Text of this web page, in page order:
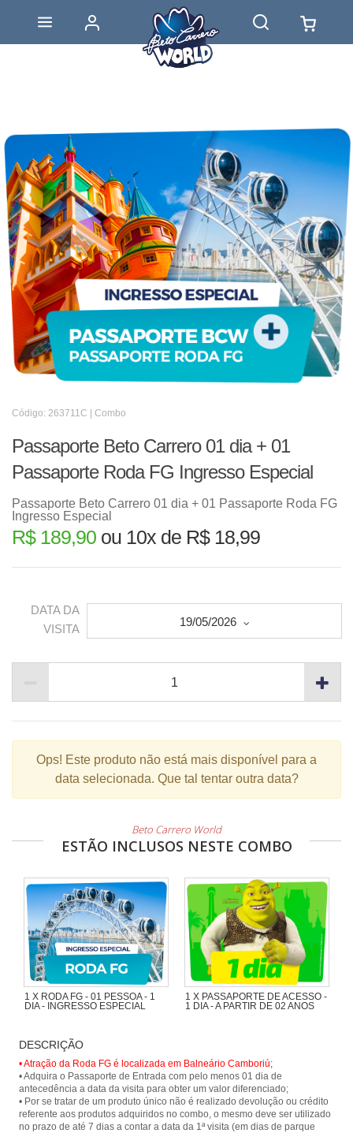
Código: 263711C | Combo
Passaporte Beto Carrero 01 dia + 01
Passaporte Roda FG Ingresso Especial
Passaporte Beto Carrero 01 dia + 01 Passaporte Roda FG
Ingresso Especial
R$ 189,90 ou 10x de R$ 18,99
DATA DA
VISITA
19/05/2026
Ops! Este produto não está mais disponível para a
data selecionada. Que tal tentar outra data?
Beto Carrero World
ESTÃO INCLUSOS NESTE COMBO
1 X RODA FG - 01 PESSOA - 1
DIA - INGRESSO ESPECIAL
1 X PASSAPORTE DE ACESSO -
1 DIA - A PARTIR DE 02 ANOS
DESCRIÇÃO
• Atração da Roda FG é localizada em Balneário Camboriú;
• Adquira o Passaporte de Entrada com pelo menos 01 dia de
antecedência a data da visita para obter um valor diferenciado;
• Por se tratar de um produto único não é realizado devolução ou crédito
referente aos produtos adquiridos no combo, o mesmo deve ser utilizado
no prazo de até 7 dias a contar a data da 1ª visita (em dias de parque